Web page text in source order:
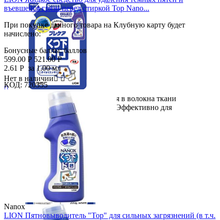
въевшейся грязи перед стиркой Top Nano...
При покупке данного товара на Клубную карту будет
начислено:
Бонусные баллы: баллов
599.00 Р 521.00 Р
2.61 Р за 1.00 мл
Нет в наличии 

Эффективно устраняет въевшиеся в волокна ткани
загрязнения (земля, пыль, грязь). Эффективно для
отстирывания светлых...
КОД: 720355
Nanox
LION Пятновыводитель "Тор" для сильных загрязнений (в т.ч.